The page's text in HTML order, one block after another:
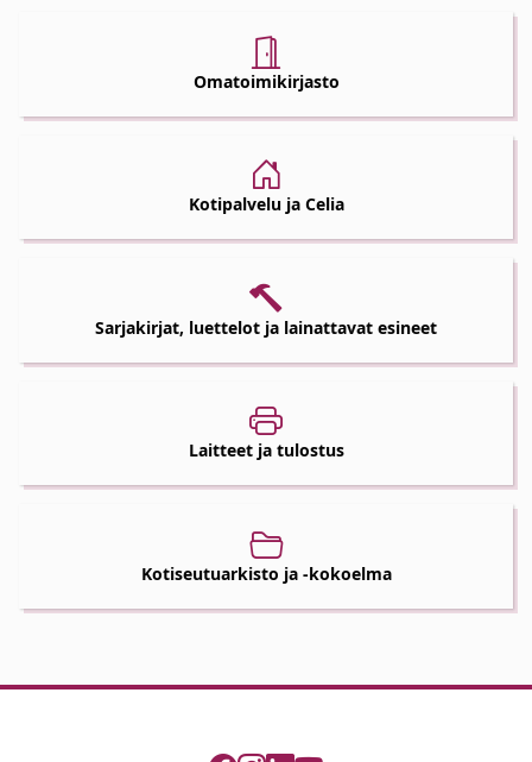
Omatoimikirjasto
Kotipalvelu ja Celia
Sarjakirjat, luettelot ja lainattavat esineet
Laitteet ja tulostus
Kotiseutuarkisto ja -kokoelma